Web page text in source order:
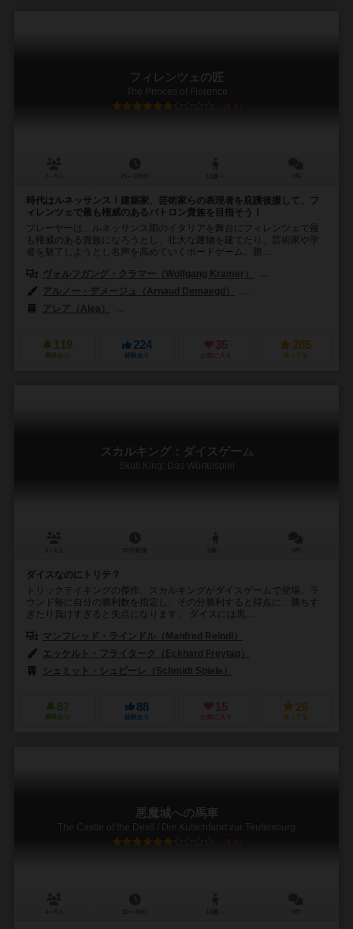
フィレンツェの匠
The Princes of Florence
6.4
時代はルネッサンス！建築家、芸術家らの表現者を庇護後援して、フ
ィレンツェで最も権威のあるパトロン貴族を目指そう！
プレーヤーは、ルネッサンス期のイタリアを舞台にフィレンツェで最
も権威のある貴族になろうとし、壮大な建物を建てたり、芸術家や学
者を魅了しようとし名声を高めていくボードゲーム。勝...
ヴォルフガング・クラマー（Wolfgang Kramer）
アルノー・デメージュ（Arnaud Demaegd）
アレア（Alea）
119
興味あり
224
経験あり
35
お気に入り
285
持ってる
スカルキング：ダイスゲーム
Skull King: Das Würfelspiel
ダイスなのにトリテ？
トリックテイキングの傑作、スカルキングがダイスゲームで登場。ラ
ウンド毎に自分の勝利数を指定し、その分勝利すると得点に、勝ちす
ぎたり負けすぎると失点になります。 ダイスには黒...
マンフレッド・ラインドル（Manfred Reindl）
エッケルト・フライターク（Eckhard Freytag）
シュミット・シュピーレ（Schmidt Spiele）
87
興味あり
88
経験あり
15
お気に入り
26
持ってる
悪魔城への馬車
The Castle of the Devil / Die Kutschfahrt zur Teufelsburg
6.0